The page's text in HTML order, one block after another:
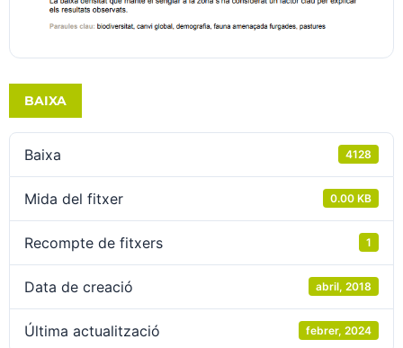
BAIXA
Baixa 4128
Mida del fitxer 0.00 KB
Recompte de fitxers 1
Data de creació abril, 2018
Última actualització febrer, 2024